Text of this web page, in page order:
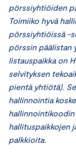
pörssiyhtiöiden
Toimiiko hyvä
pörssiyhtiöissä -
pörssin päälistan
listauspaikka on
selvityksen
pientä yhtiötä).
hallinnointia
hallituspaikkojen
palkkioita.